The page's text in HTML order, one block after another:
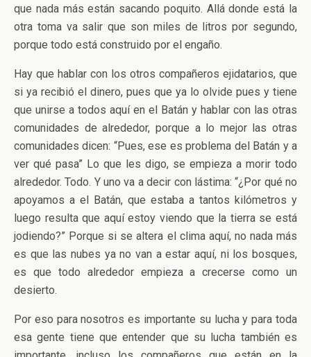
que nada más están sacando poquito. Allá donde está la
otra toma va salir que son miles de litros por segundo,
porque todo está construido por el engaño.
Hay que hablar con los otros compañeros ejidatarios, que
si ya recibió el dinero, pues que ya lo olvide pues y tiene
que unirse a todos aquí en el Batán y hablar con las otras
comunidades de alrededor, porque a lo mejor las otras
comunidades dicen: “Pues, ese es problema del Batán y a
ver qué pasa” Lo que les digo, se empieza a morir todo
alrededor. Todo. Y uno va a decir con lástima: “¿Por qué no
apoyamos a el Batán, que estaba a tantos kilómetros y
luego resulta que aquí estoy viendo que la tierra se está
jodiendo?” Porque si se altera el clima aquí, no nada más
es que las nubes ya no van a estar aquí, ni los bosques,
es que todo alrededor empieza a crecerse como un
desierto.
Por eso para nosotros es importante su lucha y para toda
esa gente tiene que entender que su lucha también es